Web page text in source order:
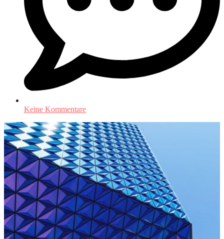
Keine Kommentare